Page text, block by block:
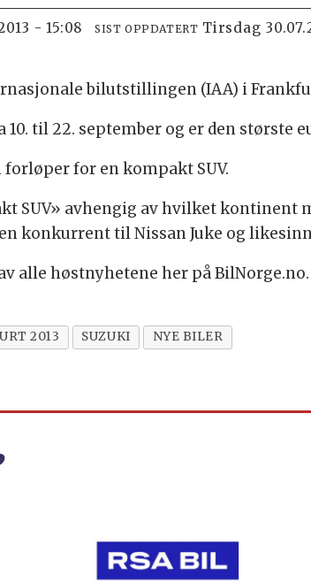
- 15:08 SIST OPPDATERT tirsdag
bilutstillingen (IAA) i
til 22. september og er den største
for en kompakt SUV.
SUV» avhengig av hvilket kontinent
konkurrent til Nissan Juke og
alle høstnyhetene her på BilNorge.no.
2013 SUZUKI NYE BILER